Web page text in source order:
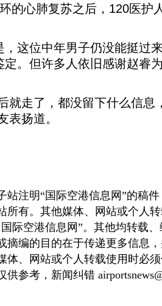
的心肺复苏之后，120医护
位中年男子仍没能挺过
定。但许多人依旧感谢赵睿
走了，都没留下什么信息
表扬道。
注明“国际空港信息网”的稿件
所有。其他媒体、网站或个人
际空港信息网”。其他均转载
摘编的目的在于传递更多信息
体、网站或个人转载使用时必
供参考，新闻纠错